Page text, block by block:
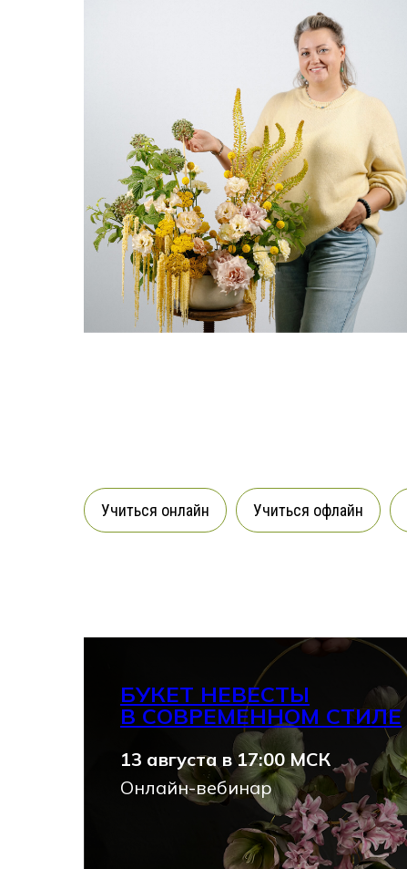
Учиться онлайн Учиться офлайн
БУКЕТ НЕВЕСТЫ
В СОВРЕМЕННОМ СТИЛЕ
13 августа в 17:00 МСК
Онлайн-вебинар